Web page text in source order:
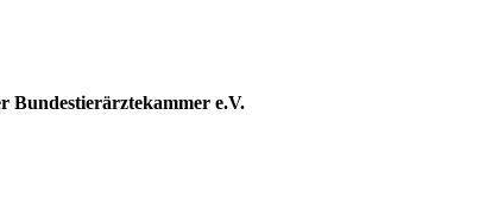
Bundestierärztekammer e.V.